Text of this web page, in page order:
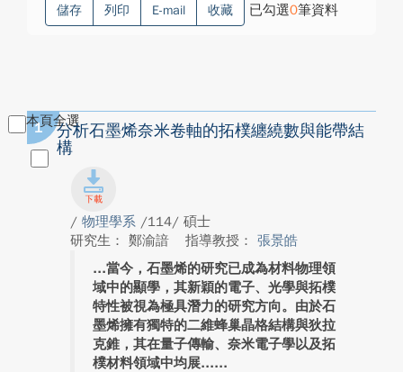
儲存 列印 E-mail 收藏 已勾選0筆資料
本頁全選
1
分析石墨烯奈米卷軸的拓樸纏繞數與能帶結
構
/ 物理學系 /114/ 碩士
研究生： 鄭渝諳
指導教授： 張景皓
當今，石墨烯的研究已成為材料物理領
域中的顯學，其新穎的電子、光學與拓樸
特性被視為極具潛力的研究方向。由於石
墨烯擁有獨特的二維蜂巢晶格結構與狄拉
克錐，其在量子傳輸、奈米電子學以及拓
樸材料領域中均展...